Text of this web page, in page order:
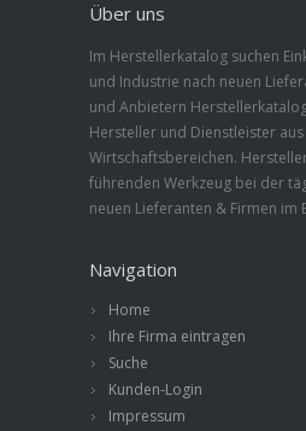
Über uns
Im Herstellerkatalog suchen
und Industrie nach neuen
und Anbietern
Hersteller und Dienstleister
Wirtschaftsbereichen.
führenden Werkzeug bei der
neuen Lieferanten & Firmen im
Navigation
Home
Ihre Firma eintragen
Suche
Kunden-Login
Impressum